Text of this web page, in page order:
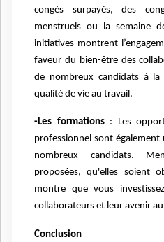
congès surpayés, des
menstruels ou la semaine
initiatives montrent
faveur du bien-être des
de nombreux candidats à la
qualité de vie au travail.
-Les formations: Les
professionnel sont
nombreux candidats.
proposées, qu'elles soient
montre que vous
collaborateurs et leur avenir au
Conclusion